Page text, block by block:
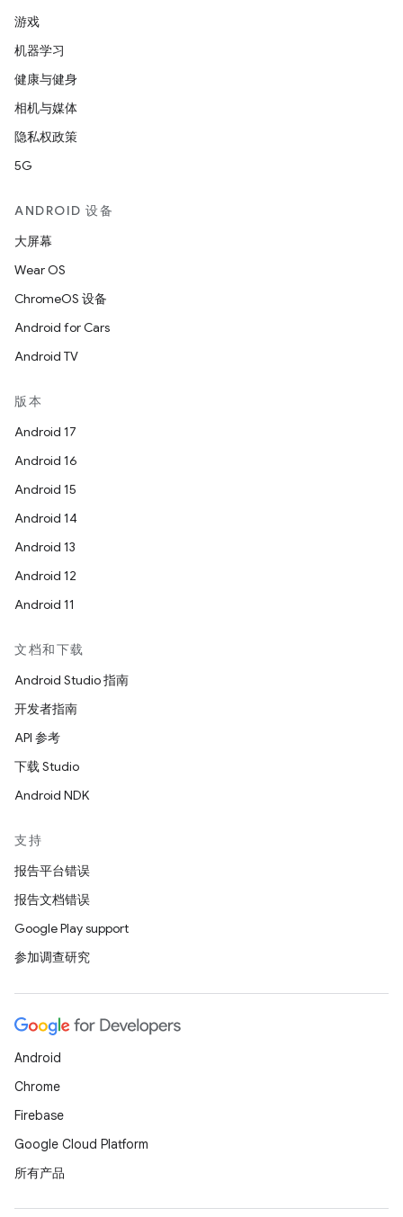
游戏
机器学习
健康与健身
相机与媒体
隐私权政策
5G
ANDROID 设备
大屏幕
Wear OS
ChromeOS 设备
Android for Cars
Android TV
版本
Android 17
Android 16
Android 15
Android 14
Android 13
Android 12
Android 11
文档和下载
Android Studio 指南
开发者指南
API 参考
下载 Studio
Android NDK
支持
报告平台错误
报告文档错误
Google Play support
参加调查研究
Android
Chrome
Firebase
Google Cloud Platform
所有产品